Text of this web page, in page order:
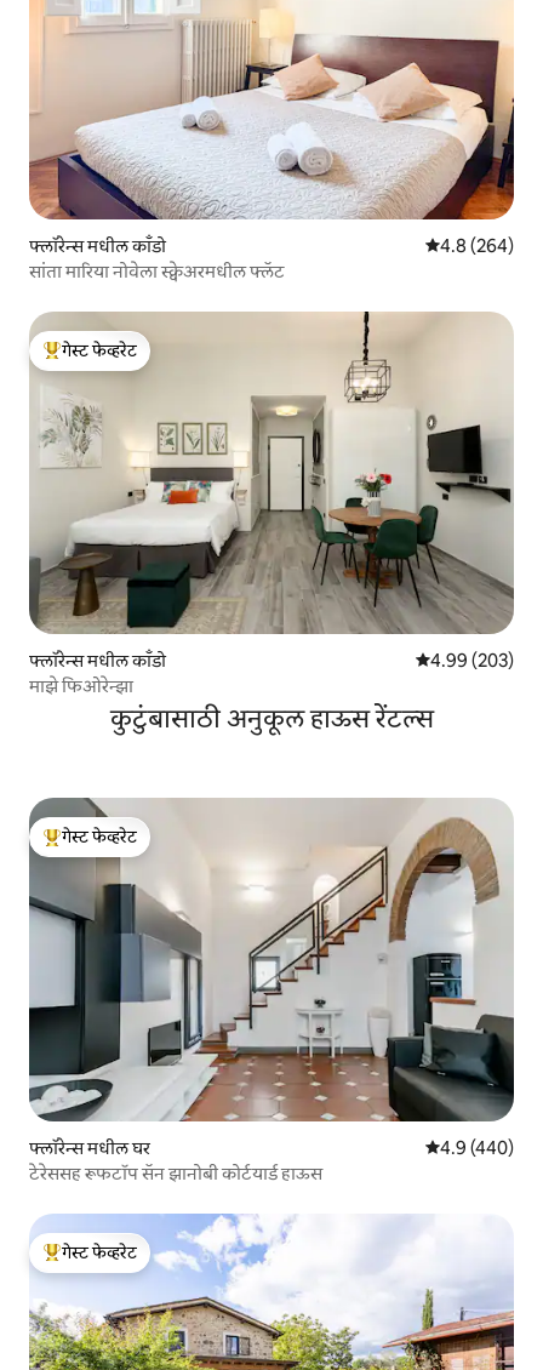
फ्लॉरेन्स मधील काँडो 5 पैकी 4.8
4.8 (264)
सांता मारिया नोवेला स्क्वेअरमधील फ्लॅट
टॉप गेस्ट फेव्हरेट
गेस्ट फेव्हरेट
फ्लॉरेन्स मधील काँडो 5 पैकी 4.99
4.99 (203)
माझे फिओरेन्झा
कुटुंबासाठी अनुकूल हाऊस रेंटल्स
टॉप गेस्ट फेव्हरेट
गेस्ट फेव्हरेट
फ्लॉरेन्स मधील घर 5 पैकी 4.9
4.9 (440)
टेरेससह रूफटॉप सॅन झानोबी कोर्टयार्ड हाऊस
टॉप गेस्ट फेव्हरेट
गेस्ट फेव्हरेट